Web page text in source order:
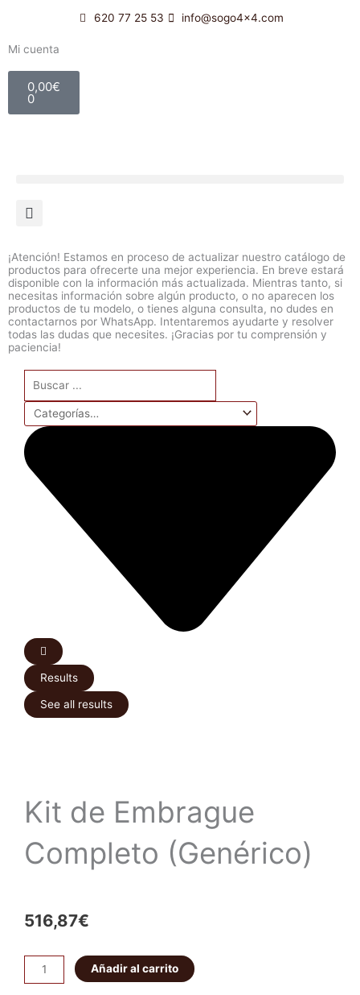
contenido
620 77 25 53 info@sogo4x4.com
Mi cuenta
0,00€
0
Carrito
¡Atención! Estamos en proceso de actualizar nuestro catálogo de
productos para ofrecerte una mejor experiencia. En breve estará
disponible con la información más actualizada. Mientras tanto, si
necesitas información sobre algún producto, o no aparecen los
productos de tu modelo, o tienes alguna consulta, no dudes en
contactarnos por WhatsApp. Intentaremos ayudarte y resolver
todas las dudas que necesites. ¡Gracias por tu comprensión y
paciencia!
Search
...
Results
See all results
Kit de Embrague
Completo (Genérico)
516,87€
de
Añadir al carrito